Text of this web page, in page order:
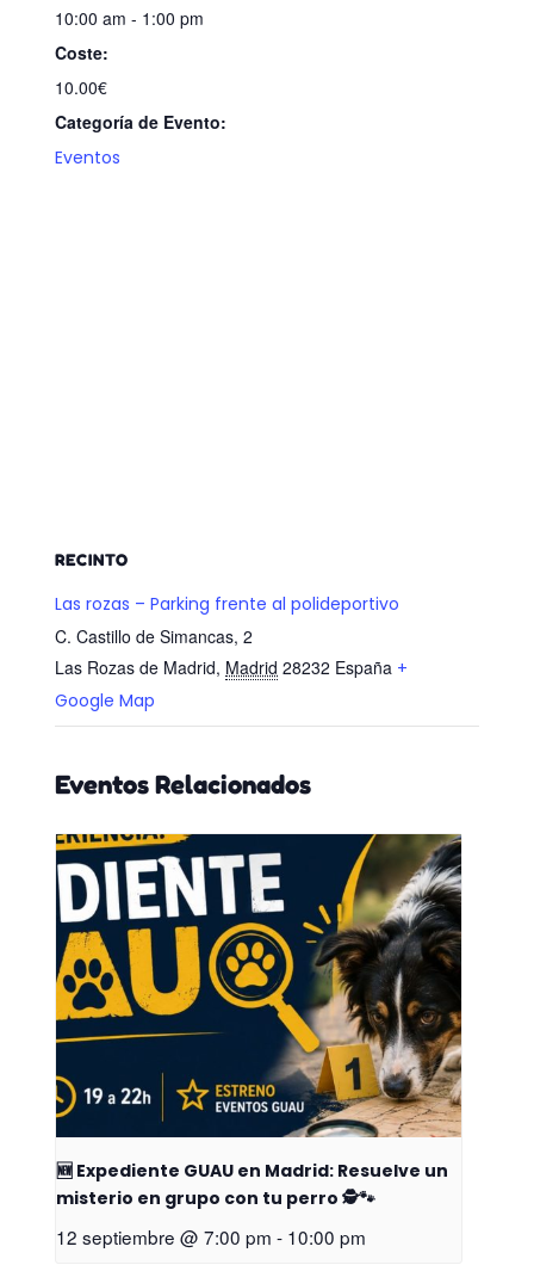
10:00 am - 1:00 pm
Coste:
10.00€
Categoría de Evento:
Eventos
RECINTO
Las rozas – Parking frente al polideportivo
C. Castillo de Simancas, 2
Las Rozas de Madrid, Madrid 28232 España +
Google Map
Eventos Relacionados
🆕 Expediente GUAU en Madrid: Resuelve un
misterio en grupo con tu perro 🕵️🐾
12 septiembre @ 7:00 pm - 10:00 pm